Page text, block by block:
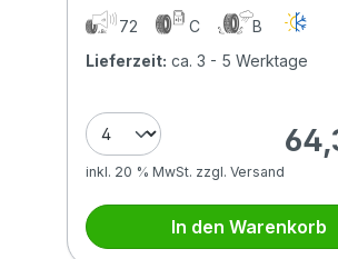
72 C
B
Lieferzeit: ca. 3 - 5 Werktage
inkl. 20 % MwSt. zzgl. Versand
In den Warenkorb